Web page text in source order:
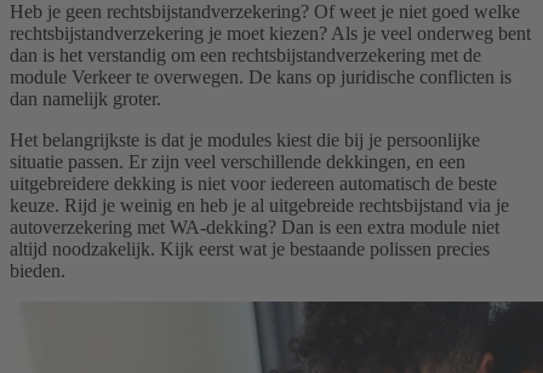
Heb je geen rechtsbijstandverzekering? Of weet je niet goed welke
rechtsbijstandverzekering je moet kiezen? Als je veel onderweg bent
dan is het verstandig om een rechtsbijstandverzekering met de
module Verkeer te overwegen. De kans op juridische conflicten is
dan namelijk groter.
Het belangrijkste is dat je modules kiest die bij je persoonlijke
situatie passen. Er zijn veel verschillende dekkingen, en een
uitgebreidere dekking is niet voor iedereen automatisch de beste
keuze. Rijd je weinig en heb je al uitgebreide rechtsbijstand via je
autoverzekering met WA-dekking? Dan is een extra module niet
altijd noodzakelijk. Kijk eerst wat je bestaande polissen precies
bieden.